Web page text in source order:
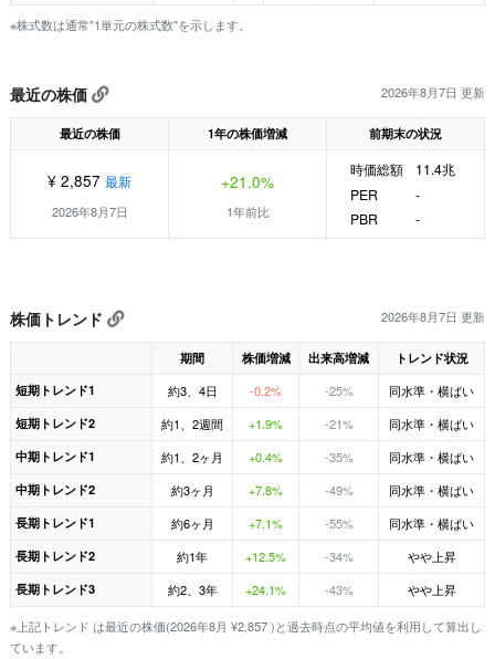
※株式数は通常"1単元の株式数"を示します。
最近の株価 2026年8月7日 更新
最近の株価 1年の株価増減 前期末の状況
¥ 2,857 最新
2026年8月7日
+21.0%
1年前比
時価総額
11.4兆
PER
-
PBR
-
株価トレンド 2026年8月7日 更新
期間 株価増減 出来高増減
トレンド状況
短期トレンド1
約3、4日 -0.2% -25% 同水準・横ばい
短期トレンド2 約1、2週間 +1.9% -21% 同水準・横ばい
中期トレンド1 約1、2ヶ月 +0.4% -35% 同水準・横ばい
中期トレンド2 約3ヶ月 +7.8% -49% 同水準・横ばい
長期トレンド1 約6ヶ月 +7.1% -55% 同水準・横ばい
長期トレンド2 約1年 +12.5% -34% やや上昇
長期トレンド3 約2、3年 +24.1% -43% やや上昇
※上記トレンド は最近の株価(2026年8月 ¥2,857 )と過去時点の平均値を利用して算出し
ています。